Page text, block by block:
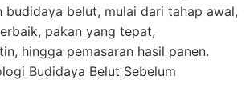
budidaya belut, mulai dari tahap awal,
pakan yang tepat,
hingga pemasaran hasil panen.
Budidaya Belut Sebelum